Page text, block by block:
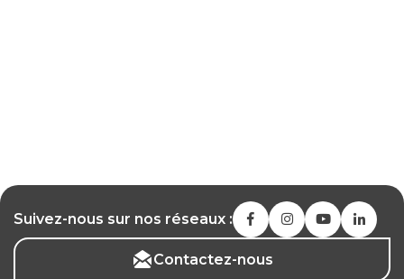
Suivez-nous sur nos réseaux :
Contactez-nous